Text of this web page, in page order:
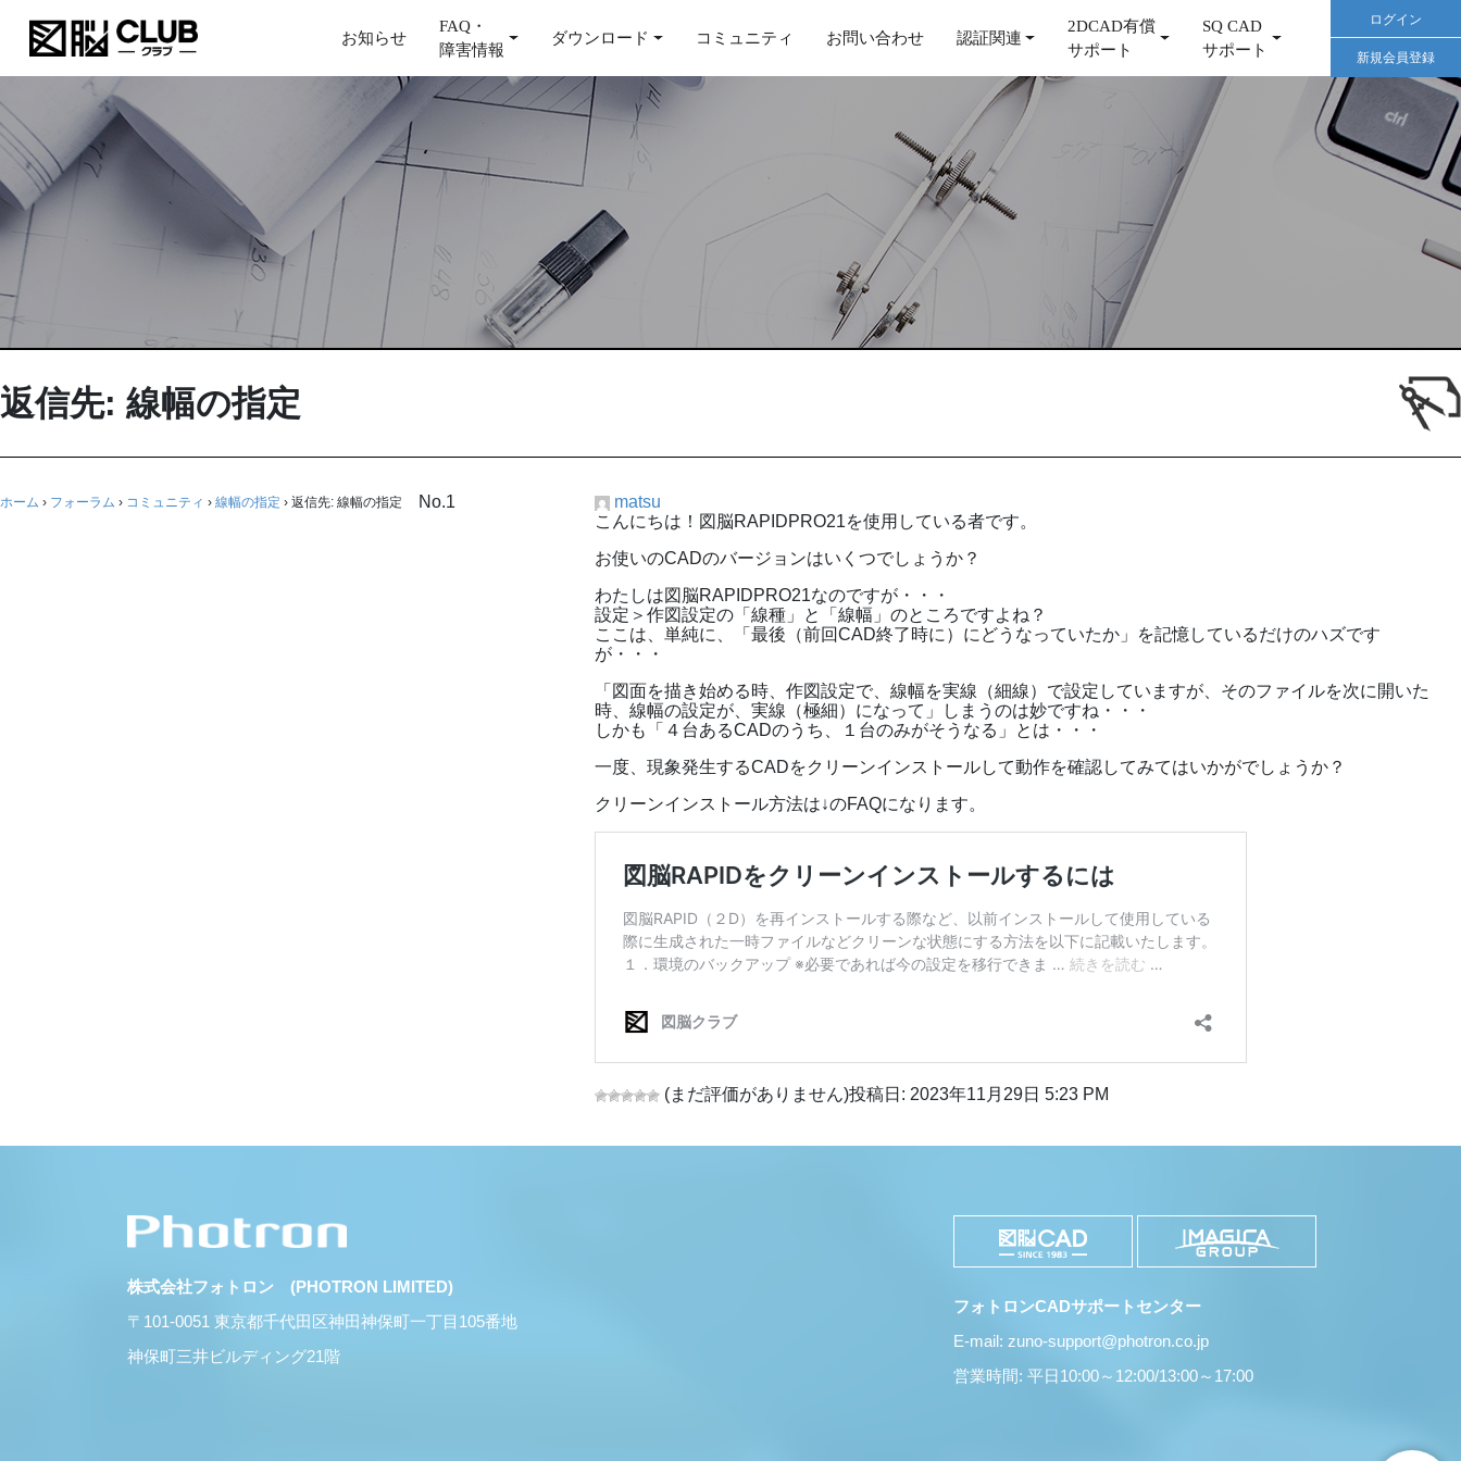
お知らせ
FAQ・
障害情報
ダウンロード コミュニティ お問い合わせ 認証関連
2DCAD有償
サポート
SQ CAD
サポート
ログイン
新規会員登録
返信先: 線幅の指定
ホーム › フォーラム › コミュニティ › 線幅の指定 › 返信先: 線幅の指定 No.1
matsu
こんにちは！図脳RAPIDPRO21を使用している者です。
お使いのCADのバージョンはいくつでしょうか？
わたしは図脳RAPIDPRO21なのですが・・・
設定＞作図設定の「線種」と「線幅」のところですよね？
ここは、単純に、「最後（前回CAD終了時に）にどうなっていたか」を記憶しているだけのハズです
が・・・
「図面を描き始める時、作図設定で、線幅を実線（細線）で設定していますが、そのファイルを次に開いた
時、線幅の設定が、実線（極細）になって」しまうのは妙ですね・・・
しかも「４台あるCADのうち、１台のみがそうなる」とは・・・
一度、現象発生するCADをクリーンインストールして動作を確認してみてはいかがでしょうか？
クリーンインストール方法は↓のFAQになります。
(まだ評価がありません)投稿日: 2023年11月29日 5:23 PM
株式会社フォトロン (PHOTRON LIMITED)
〒101-0051 東京都千代田区神田神保町一丁目105番地
神保町三井ビルディング21階
フォトロンCADサポートセンター
E-mail: zuno-support@photron.co.jp
営業時間: 平日10:00～12:00/13:00～17:00